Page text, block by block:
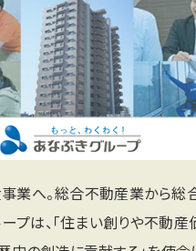
業へ。総合不動産業から総
プは、「住まい創りや不動